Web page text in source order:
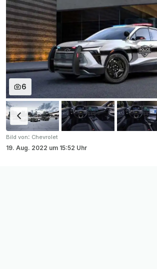
6
Bild von: Chevrolet
19. Aug. 2022 um 15:52 Uhr